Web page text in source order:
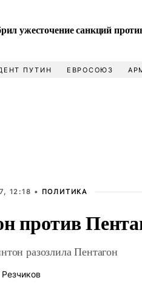
ужесточение санкций
ПУТИН ЕВРОСОЮЗ
12:18 • ПОЛИТИКА
против
разозлила Пентагон